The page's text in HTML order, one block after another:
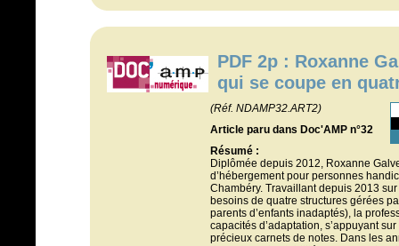
PDF 2p : Roxanne
qui se coupe en
(Réf. NDAMP32.ART2)
Article paru dans Doc'AMP n°32
Résumé :
Diplômée depuis 2012, Roxanne
d’hébergement pour personnes
Chambéry. Travaillant depuis 2013
besoins de quatre structures gérées
parents d’enfants inadaptés), la
capacités d’adaptation, s’appuyant
précieux carnets de notes. Dans les